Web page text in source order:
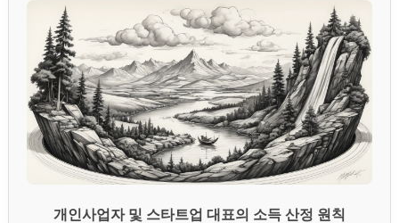
개인사업자 및 스타트업 대표의 소득 산정 원칙